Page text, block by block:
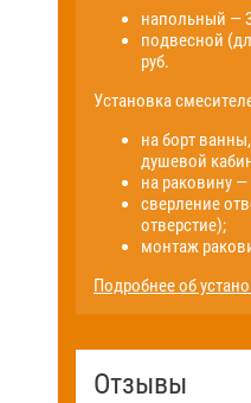
напольный —
подвесной
руб.
Установка
на борт
душевой
на раковину —
сверление
отверстие);
монтаж
Подробнее об
Отзывы